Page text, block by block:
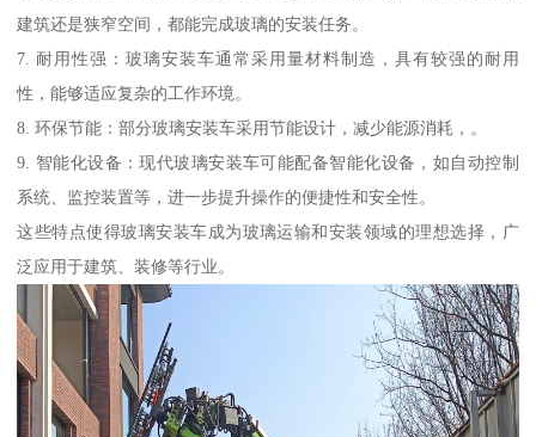
建筑还是狭窄空间，都能完成玻璃的安装任务。
7. 耐用性强：玻璃安装车通常采用量材料制造，具有较强的耐用
性，能够适应复杂的工作环境。
8. 环保节能：部分玻璃安装车采用节能设计，减少能源消耗，。
9. 智能化设备：现代玻璃安装车可能配备智能化设备，如自动控制
系统、监控装置等，进一步提升操作的便捷性和安全性。
这些特点使得玻璃安装车成为玻璃运输和安装领域的理想选择，广
泛应用于建筑、装修等行业。